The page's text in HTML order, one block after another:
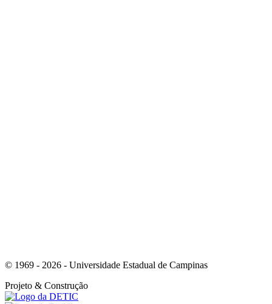
© 1969 - 2026 - Universidade Estadual de Campinas
Projeto & Construção